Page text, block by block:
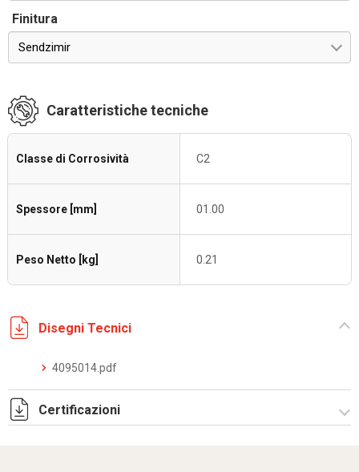
Finitura
Sendzimir
Caratteristiche tecniche
Classe di Corrosività C2
Spessore [mm] 01.00
Peso Netto [kg] 0.21
Disegni Tecnici
4095014.pdf
Certificazioni